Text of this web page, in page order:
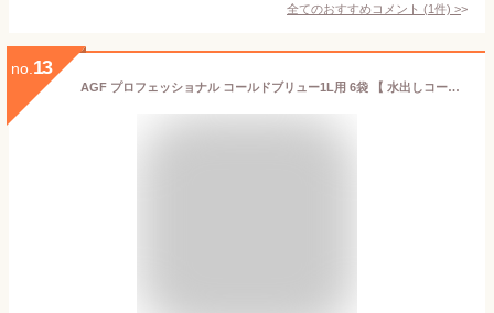
全てのおすすめコメント (1件) >
no. 13
AGF プロフェッショナル コールドブリュー1L用 6袋 【 水出しコーヒー 】【 アイスコーヒー 】